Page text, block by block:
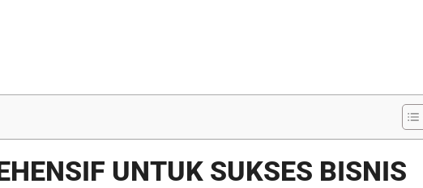
UNTUK SUKSES BISNIS